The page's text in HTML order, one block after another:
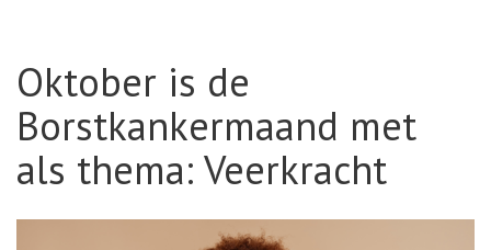
Oktober is de
Borstkankermaand met
als thema: Veerkracht